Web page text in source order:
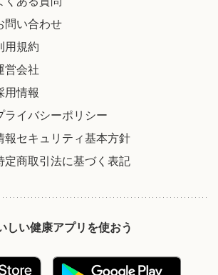
問い合わせ
用規約
営会社
用情報
ライバシーポリシー
報セキュリティ基本方針
定商取引法に基づく表記
しい健康アプリを使おう